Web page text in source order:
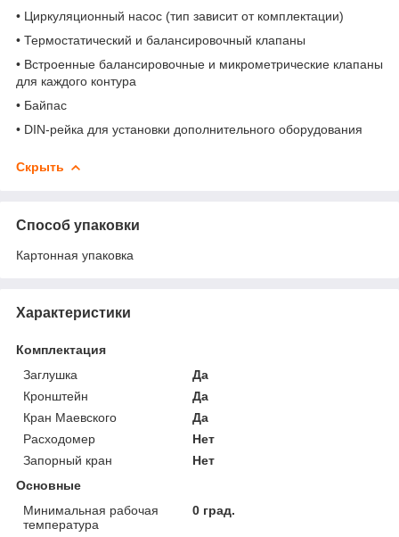
• Циркуляционный насос (тип зависит от комплектации)
• Термостатический и балансировочный клапаны
• Встроенные балансировочные и микрометрические клапаны
для каждого контура
• Байпас
• DIN-рейка для установки дополнительного оборудования
Скрыть
Способ упаковки
Картонная упаковка
Характеристики
Комплектация
Заглушка
Да
Кронштейн
Да
Кран Маевского
Да
Расходомер
Нет
Запорный кран
Нет
Основные
Минимальная рабочая
температура
0 град.